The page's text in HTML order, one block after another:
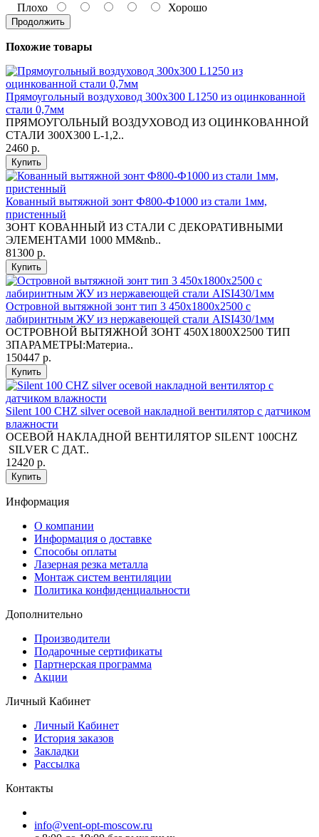
Плохо
Хорошо
Продолжить
Похожие товары
Прямоугольный воздуховод 300х300 L1250 из оцинкованной
стали 0,7мм
ПРЯМОУГОЛЬНЫЙ ВОЗДУХОВОД ИЗ ОЦИНКОВАННОЙ
СТАЛИ 300Х300 L-1,2..
2460 р.
Купить
Кованный вытяжной зонт Ф800-Ф1000 из стали 1мм,
пристенный
ЗОНТ КОВАННЫЙ ИЗ СТАЛИ С ДЕКОРАТИВНЫМИ
ЭЛЕМЕНТАМИ 1000 ММ&nb..
81300 р.
Купить
Островной вытяжной зонт тип 3 450х1800х2500 с
лабиринтным ЖУ из нержавеющей стали AISI430/1мм
ОСТРОВНОЙ ВЫТЯЖНОЙ ЗОНТ 450X1800X2500 ТИП
3ПАРАМЕТРЫ:Материа..
150447 р.
Купить
Silent 100 CHZ silver осевой накладной вентилятор с датчиком
влажности
ОСЕВОЙ НАКЛАДНОЙ ВЕНТИЛЯТОР SILENT 100CHZ
SILVER С ДАТ..
12420 р.
Купить
Информация
O компании
Информация о доставке
Способы оплаты
Лазерная резка металла
Монтаж систем вентиляции
Политика конфиденциальности
Дополнительно
Производители
Подарочные сертификаты
Партнерская программа
Акции
Личный Кабинет
Личный Кабинет
История заказов
Закладки
Рассылка
Контакты
info@vent-opt-moscow.ru